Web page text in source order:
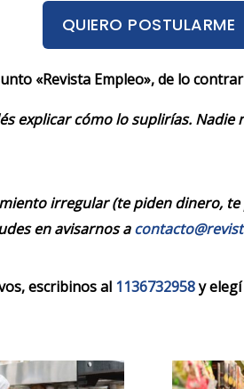
QUIERO POSTULARME
«Revista Empleo», de lo
explicar cómo lo suplirías. Nadie
irregular (te piden dinero,
en avisarnos a
escribinos al 1136732958y elegí